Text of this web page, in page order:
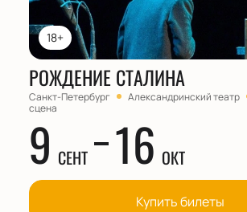
18+
РОЖДЕНИЕ СТАЛИНА
Санкт-Петербург Александринский театр
сцена
9 СЕНТ 16 ОКТ
Купить билеты